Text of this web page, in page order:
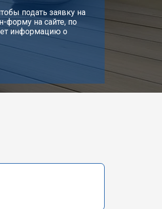
подать заявку на
форму на сайте, по
информацию о